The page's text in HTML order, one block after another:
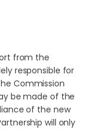
from the
responsible for
Commission
be made of the
of the new
will only